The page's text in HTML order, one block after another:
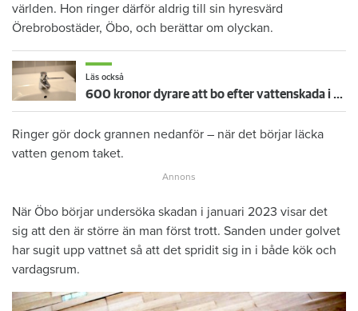
världen. Hon ringer därför aldrig till sin hyresvärd
Örebrobostäder, Öbo, och berättar om olyckan.
Läs också
600 kronor dyrare att bo efter vattenskada i Varberg
Ringer gör dock grannen nedanför – när det börjar läcka
vatten genom taket.
När Öbo börjar undersöka skadan i januari 2023 visar det
sig att den är större än man först trott. Sanden under golvet
har sugit upp vattnet så att det spridit sig in i både kök och
vardagsrum.